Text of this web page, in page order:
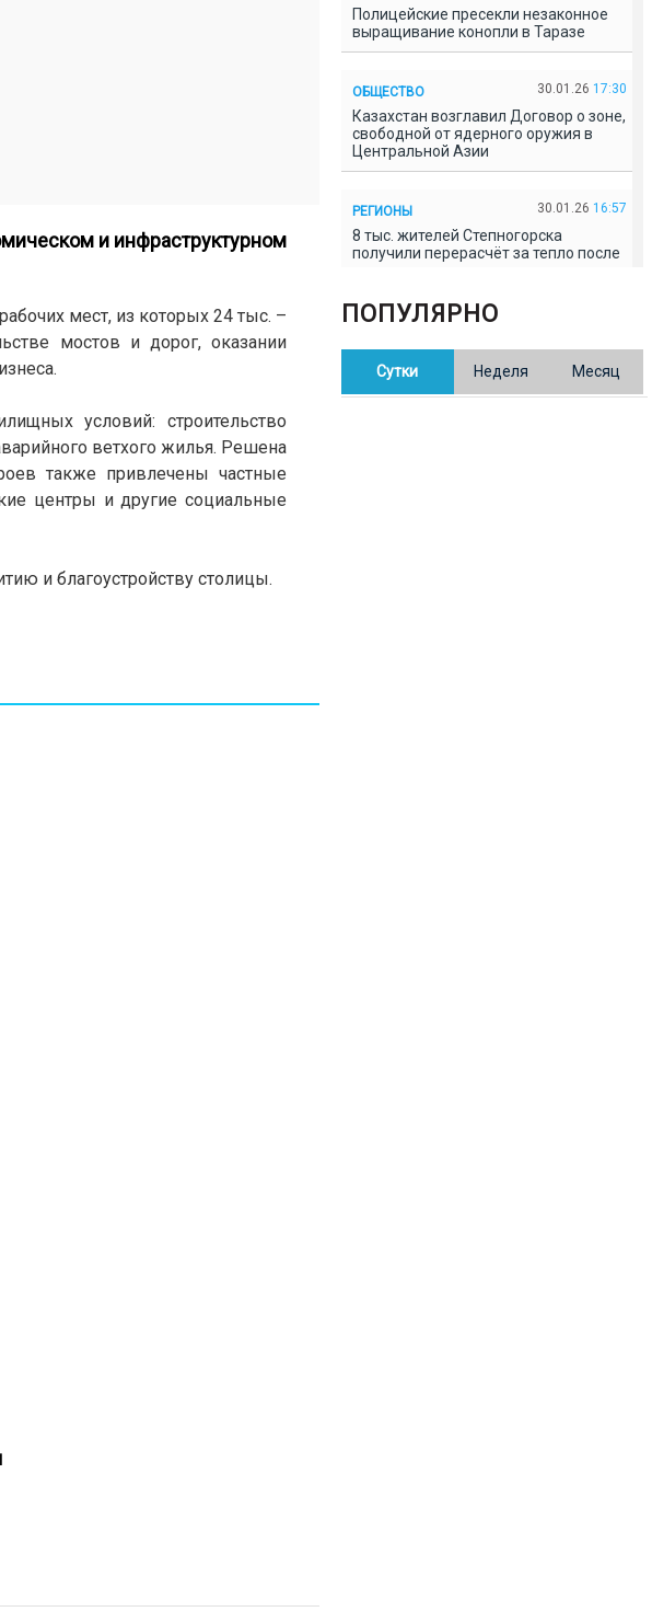
и инфраструктурном
мест, из которых 24 тыс. –
мостов и дорог, оказании
условий: строительство
ветхого жилья. Решена
также привлечены частные
центры и другие социальные
и благоустройству столицы.
Полицейские пресекли незаконное
выращивание конопли в Таразе
ОБЩЕСТВО 30.01.26 17:30
Казахстан возглавил Договор о зоне,
свободной от ядерного оружия в
Центральной Азии
РЕГИОНЫ 30.01.26 16:57
8 тыс. жителей Степногорска
получили перерасчёт за тепло после
В Казахстане готовят новую
редакцию Конституции: меняется
ПОПУЛЯРНО
Сутки Неделя Месяц